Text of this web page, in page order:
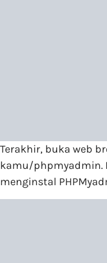
Terakhir, buka web
kamu/phpmyadmin.
menginstal